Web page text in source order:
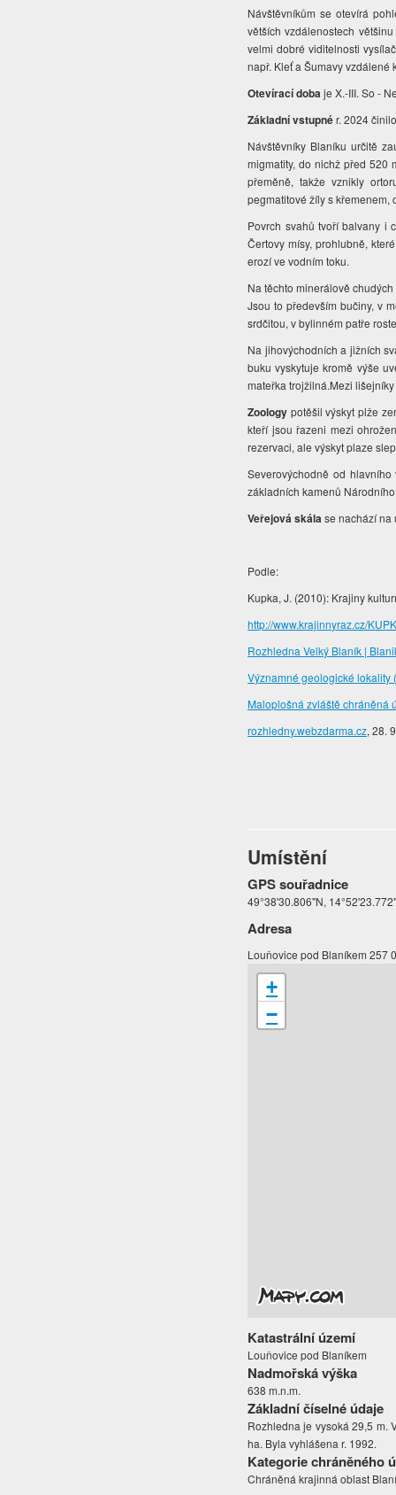
Návštěvníkům se otevírá
větších vzdálenostech
velmi dobré viditelnosti
např. Kleť a Šumavy vzdálené
Otevírací dobaje X.-III. So -
Základní vstupnér. 2024
Návštěvníky Blaníku určitě
migmatity, do nichž před 520
přeměně, takže vznikly
pegmatitové žíly s křemenem,
Povrch svahů tvoří balvany i
Čertovy mísy, prohlubně,
erozí ve vodním toku.
Na těchto minerálově
Jsou to především bučiny, v
srdčitou, v bylinném patře
Na jihovýchodních a jižních
buku vyskytuje kromě výše
mateřka trojžilná.Mezi
Zoology potěšil výskyt plže
kteří jsou řazeni mezi
rezervaci, ale výskyt plaze
Severovýchodně od
základních kamenů
Veřejová skálase nachází
Podle:
Kupka, J. (2010): Krajiny
http://www.krajinnyraz.cz/
Rozhledna Velký Blaník |
Významné geologické lokality
Maloplošná zvláště chráněná
rozhledny.webzdarma.cz, 28.
Umístění
GPS souřadnice
49°38'30.806"N,
Adresa
Louňovice pod Blaníkem 257
+
−
Katastrální území
Louňovice pod Blaníkem
Nadmořská výška
638 m.n.m.
Základní číselné údaje
Rozhledna je vysoká 29,5 m.
ha. Byla vyhlášena r. 1992.
Kategorie chráněného
Chráněná krajinná oblast